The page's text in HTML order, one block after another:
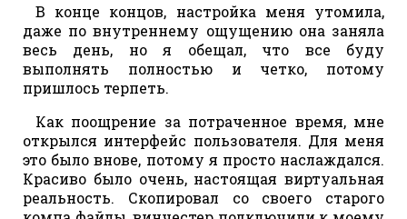
В конце концов, настройка меня утомила,
даже по внутреннему ощущению она заняла
весь день, но я обещал, что все буду
выполнять полностью и четко, потому
пришлось терпеть.
Как поощрение за потраченное время, мне
открылся интерфейс пользователя. Для меня
это было внове, потому я просто наслаждался.
Красиво было очень, настоящая виртуальная
реальность. Скопировал со своего старого